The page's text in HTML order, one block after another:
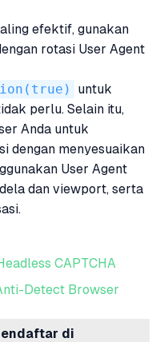
efektif, gunakan
rotasi User Agent
untuk
perlu. Selain itu,
Anda untuk
dengan menyesuaikan
User Agent
dan viewport, serta
CAPTCHA
Detect Browser
di